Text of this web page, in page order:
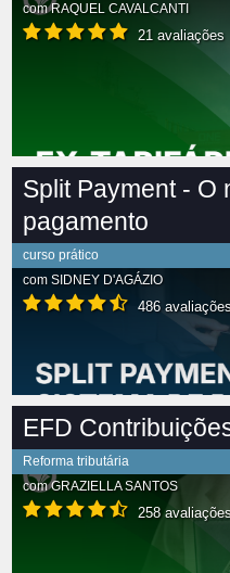
comRAQUEL CAVALCANTI
21 avaliações
Split Payment - O
pagamento
curso prático
com SIDNEY D'AGÁZIO
486 avaliações
EFD
Reforma tributária
comGRAZIELLA SANTOS
258